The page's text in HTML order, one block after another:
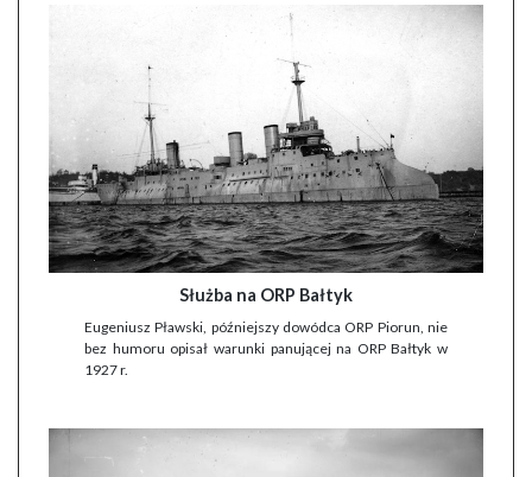
Służba na ORP Bałtyk
Eugeniusz Pławski, późniejszy dowódca ORP Piorun, nie
bez humoru opisał warunki panującej na ORP Bałtyk w
1927 r.